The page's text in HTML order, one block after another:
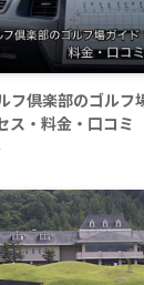
フ倶楽部のゴルフ
ス・料金・口コミ